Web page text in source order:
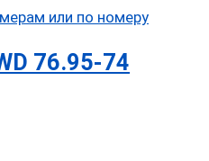
76.95-74